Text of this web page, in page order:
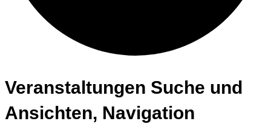
Veranstaltungen Suche und
Ansichten, Navigation